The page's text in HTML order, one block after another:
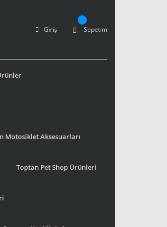
Giriş Sepetim
Motosiklet Aksesuarları
Toptan Pet Shop Ürünleri